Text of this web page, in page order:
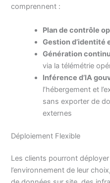
comprennent :
Plan de contrôle
Gestion d’identité
Génération
via la télémétrie
Inférence d’IA
l’hébergement et
sans exporter de
externes
Déploiement Flexible
Les clients pourront
l’environnement de leur